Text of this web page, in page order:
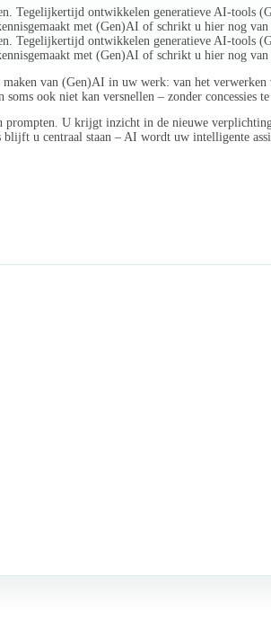
Tegelijkertijd ontwikkelen generatieve AI-tools
met (Gen)AI of schrikt u hier nog van
Tegelijkertijd ontwikkelen generatieve AI-tools
met (Gen)AI of schrikt u hier nog van
van (Gen)AI in uw werk: van het
ook niet kan versnellen – zonder concessies
U krijgt inzicht in de nieuwe
u centraal staan – AI wordt uw intelligente